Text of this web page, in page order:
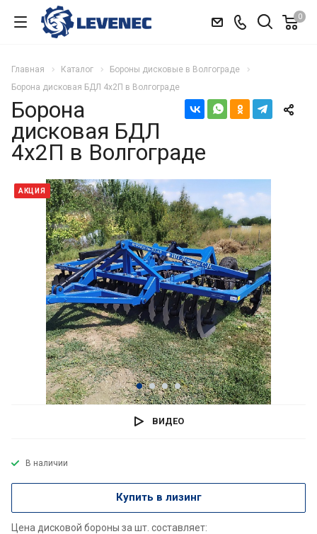
0
Главная Каталог
Бороны дисковые в Волгограде
Борона дисковая БДЛ 4х2П в Волгограде
Борона
дисковая БДЛ
4х2П в Волгограде
АКЦИЯ
ВИДЕО
В наличии
Купить в лизинг
Цена дисковой бороны за шт. составляет: